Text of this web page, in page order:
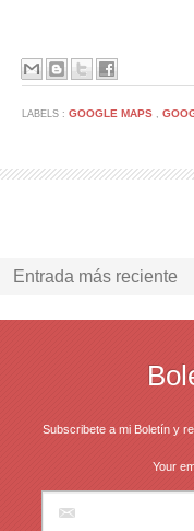
LABELS : GOOGLE MAPS
Entrada más reciente
Subscribete a mi Boletín y
Your